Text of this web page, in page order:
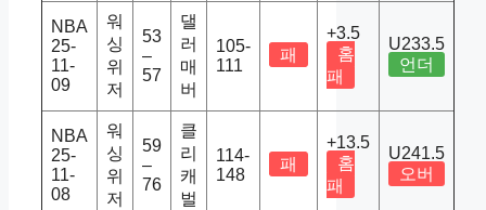
NBA
25-
11-
09
워
싱
위
저
53
–
57
댈
러
매
버
105-
111
패
+3.5
홈
패
U233.5
언더
NBA
25-
11-
08
워
싱
위
저
59
–
76
클
리
캐
벌
114-
148
패
+13.5
홈
패
U241.5
오버